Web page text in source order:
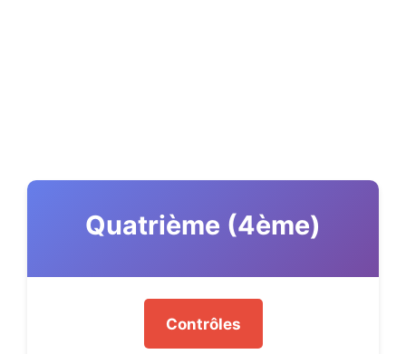
Quatrième (4ème)
Contrôles